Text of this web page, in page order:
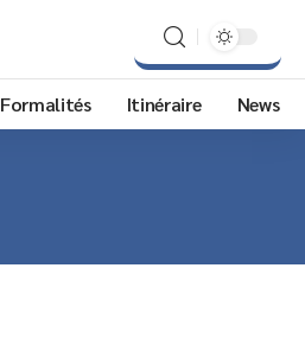
Formalités Itinéraire News